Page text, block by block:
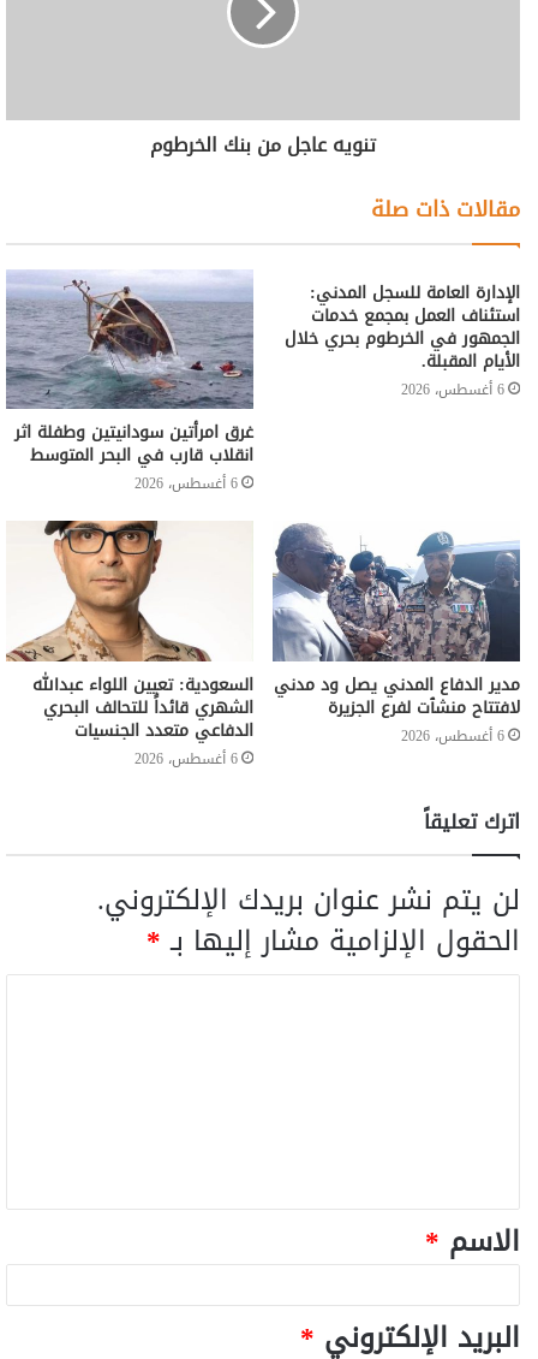
تنويه عاجل من بنك الخرطوم
مقالات ذات صلة
الإدارة العامة للسجل المدني:
استئناف العمل بمجمع خدمات
الجمهور في الخرطوم بحري خلال
الأيام المقبلة.
6 أغسطس، 2026
غرق امرأتين سودانيتين وطفلة اثر
انقلاب قارب في البحر المتوسط
6 أغسطس، 2026
مدير الدفاع المدني يصل ود مدني
لافتتاح منشٱت لفرع الجزيرة
6 أغسطس، 2026
السعودية: تعيين اللواء عبدالله
الشهري قائداً للتحالف البحري
الدفاعي متعدد الجنسيات
6 أغسطس، 2026
اترك تعليقاً
لن يتم نشر عنوان بريدك الإلكتروني.
الحقول الإلزامية مشار إليها بـ*
الاسم *
البريد الإلكتروني *